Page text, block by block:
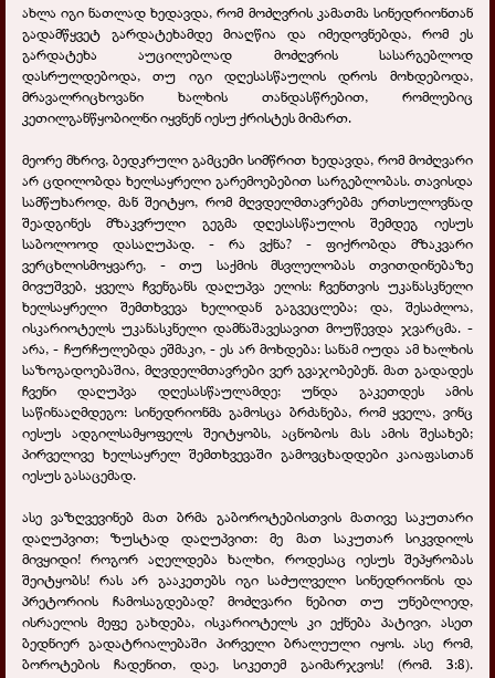
ახლა იგი ნათლად ხედავდა, რომ მოძღვრის კამათმა სინედრიონთან
გადამწყვეტ გარდატეხამდე მიაღწია და იმედოვნებდა, რომ ეს
გარდატეხა აუცილებლად მოძღვრის სასარგებლოდ
დასრულდებოდა, თუ იგი დღესასწაულის დროს მოხდებოდა,
მრავალრიცხოვანი ხალხის თანდასწრებით, რომლებიც
კეთილგანწყობილნი იყვნენ იესუ ქრისტეს მიმართ.
მეორე მხრივ, ბედკრული გამცემი სიმწრით ხედავდა, რომ მოძღვარი
არ ცდილობდა ხელსაყრელი გარემოებებით სარგებლობას. თავისდა
სამწუხაროდ, მან შეიტყო, რომ მღვდელმთავრებმა ერთსულოვნად
შეადგინეს მზაკვრული გეგმა დღესასწაულის შემდეგ იესუს
საბოლოოდ დასაღუპად. - რა ვქნა? - ფიქრობდა მზაკვარი
ვერცხლისმოყვარე, - თუ საქმის მსვლელობას თვითდინებაზე
მივუშვებ, ყველა ჩვენგანს დაღუპვა ელის: ჩვენთვის უკანასკნელი
ხელსაყრელი შემთხვევა ხელიდან გაგვეცლება; და, შესაძლოა,
ისკარიოტელს უკანასკნელი დამნაშავესავით მოუწევდა ჯვარცმა. -
არა, - ჩურჩულებდა ეშმაკი, - ეს არ მოხდება: სანამ იუდა ამ ხალხის
საზოგადოებაშია, მღვდელმთავრები ვერ გვაჯობებენ. მათ გადადეს
ჩვენი დაღუპვა დღესასწაულამდე; უნდა გაკეთდეს ამის
საწინააღმდეგო: სინედრიონმა გამოსცა ბრძანება, რომ ყველა, ვინც
იესუს ადგილსამყოფელს შეიტყობს, აცნობოს მას ამის შესახებ;
პირველივე ხელსაყრელ შემთხვევაში გამოვცხადდები კაიაფასთან
იესუს გასაცემად.
ასე ვაზღვევინებ მათ ბრმა გაბოროტებისთვის მათივე საკუთარი
დაღუპვით; ზუსტად დაღუპვით: მე მათ საკუთარ სიკვდილს
მივყიდი! როგორ აღელდება ხალხი, როდესაც იესუს შეპყრობას
შეიტყობს! რას არ გააკეთებს იგი საძულველი სინედრიონის და
პრეტორიის ჩამოსაგდებად? მოძღვარი ნებით თუ უნებლიედ,
ისრაელის მეფე გახდება, ისკარიოტელს კი ექნება პატივი, ასეთ
ბედნიერ გადატრიალებაში პირველი ბრალეული იყოს. ასე რომ,
ბოროტების ჩადენით, დაე, სიკეთემ გაიმარჯვოს! (რომ. 3:8).